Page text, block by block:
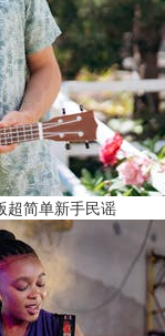
超简单新手民谣